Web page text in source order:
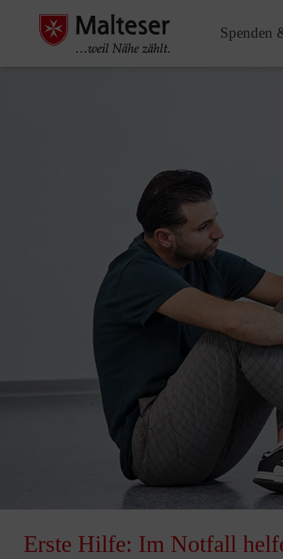
Spenden
Erste Hilfe: Im Notfall